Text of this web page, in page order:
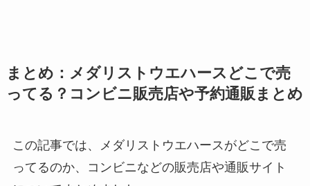
まとめ：メダリストウエハースどこで売
ってる？コンビニ販売店や予約通販まとめ
この記事では、メダリストウエハースがどこで売
ってるのか、コンビニなどの販売店や通販サイト